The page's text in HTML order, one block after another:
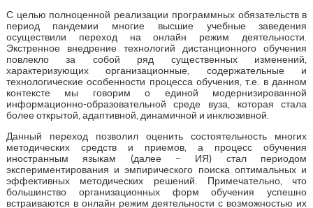
С целью полноценной реализации программных обязательств в
период пандемии многие высшие учебные заведения
осуществили переход на онлайн режим деятельности.
Экстренное внедрение технологий дистанционного обучения
повлекло за собой ряд существенных изменений,
характеризующих организационные, содержательные и
технологические особенности процесса обучения, т.е. в данном
контексте мы говорим о единой модернизированной
информационно-образовательной среде вуза, которая стала
более открытой, адаптивной, динамичной и инклюзивной.
Данный переход позволил оценить состоятельность многих
методических средств и приемов, а процесс обучения
иностранным языкам (далее – ИЯ) стал периодом
экспериментирования и эмпирического поиска оптимальных и
эффективных методических решений. Примечательно, что
большинство организационных форм обучения успешно
встраиваются в онлайн режим деятельности с возможностью их